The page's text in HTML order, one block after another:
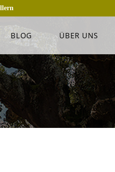
BLOG ÜBER UNS